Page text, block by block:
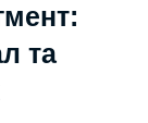
та